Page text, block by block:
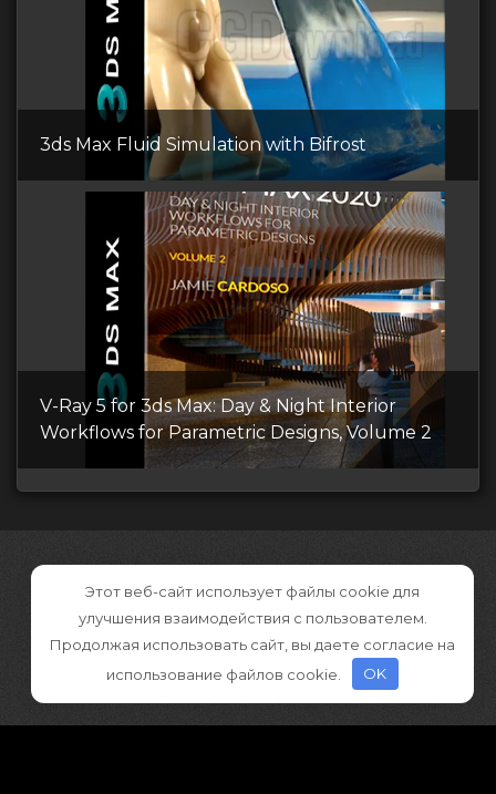
3ds Max Fluid Simulation with Bifrost
V-Ray 5 for 3ds Max: Day & Night Interior
Workflows for Parametric Designs, Volume 2
Этот веб-сайт использует файлы cookie для
улучшения взаимодействия с пользователем.
Продолжая использовать сайт, вы даете согласие на
использование файлов cookie.
OK